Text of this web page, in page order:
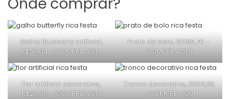
Galho Blueberry artificial,
R$56,04 –COMPRE AQUI
Prato de bolo, R$195,70 –
COMPRE AQUI
Flor artificial decorativo,
R$23,35 –COMPRE AQUI
Tronco decorativo, R$53,85
–COMPRE AQUI